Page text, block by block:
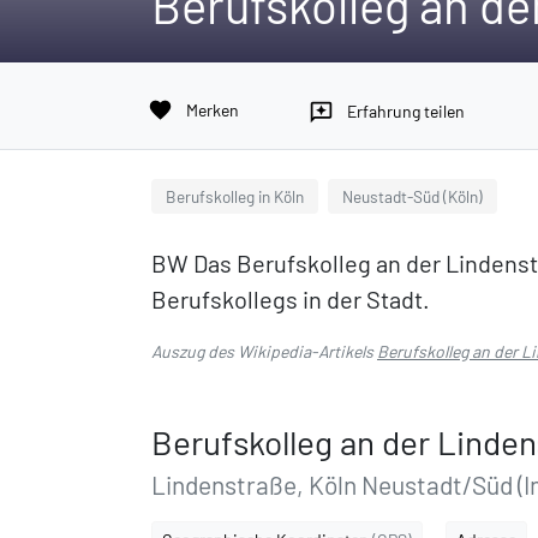
favorite Merken reviews Erfahrung teilen
Berufskolleg in Köln Neustadt-Süd (Köln)
BW Das Berufskolleg an der
Berufskollegs in der Stadt.
Auszug des Wikipedia-ArtikelsBerufskolleg an der
Berufskolleg an der
Lindenstraße, Köln Neustadt/Süd